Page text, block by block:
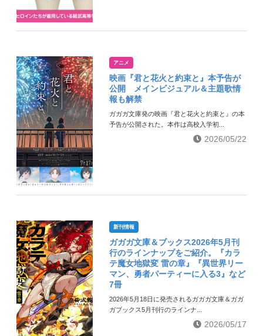
アニメ
映画『君と花火と約束と』本予告が
公開 メインビジュアル＆主題歌情
報も解禁
ガガガ文庫発の映画『君と花火と約束と』の本
予告が公開された。本作は高校入学初...
2026/05/22
新刊情報
ガガガ文庫＆ブックス2026年5月刊
行のラインナップをご紹介。『カラ
テ魔女地獄変 雷の章』『異世界リー
マン、勇者パーティーに入る3』など
7冊
2026年5月18日に発売されるガガガ文庫＆ガガ
ガブックス5月刊行のラインナ...
2026/05/17